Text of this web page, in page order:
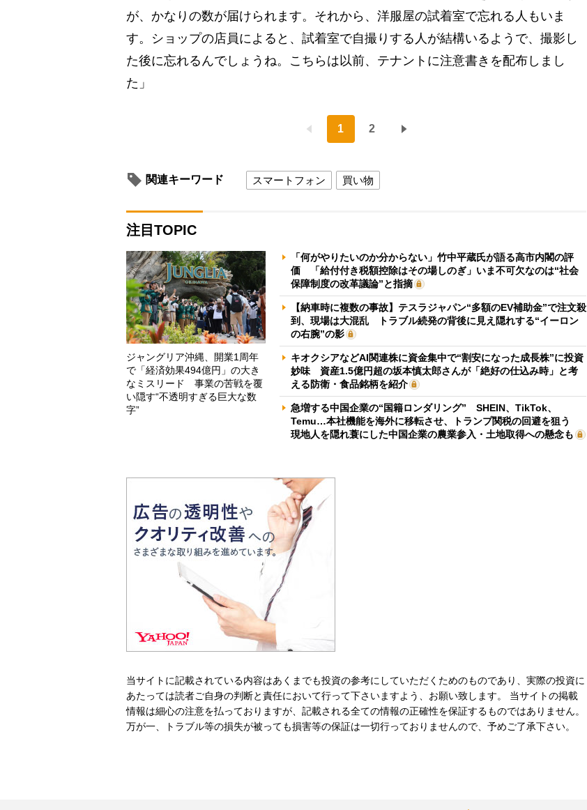
が、かなりの数が届けられます。それから、洋服屋の試着室で忘れる人もいま
す。ショップの店員によると、試着室で自撮りする人が結構いるようで、撮影し
た後に忘れるんでしょうね。こちらは以前、テナントに注意書きを配布しまし
た」
1 2
関連キーワード スマートフォン 買い物
注目TOPIC
ジャングリア沖縄、開業1周年
で「経済効果494億円」の大き
なミスリード 事業の苦戦を覆
い隠す“不透明すぎる巨大な数
字”
「何がやりたいのか分からない」竹中平蔵氏が語る高市内閣の評
価 「給付付き税額控除はその場しのぎ」いま不可欠なのは“社会
保障制度の改革議論”と指摘
【納車時に複数の事故】テスラジャパン“多額のEV補助金”で注文殺
到、現場は大混乱 トラブル続発の背後に見え隠れする“イーロン
の右腕”の影
キオクシアなどAI関連株に資金集中で“割安になった成長株”に投資
妙味 資産1.5億円超の坂本慎太郎さんが「絶好の仕込み時」と考
える防衛・食品銘柄を紹介
急増する中国企業の“国籍ロンダリング” SHEIN、TikTok、
Temu…本社機能を海外に移転させ、トランプ関税の回避を狙う
現地人を隠れ蓑にした中国企業の農業参入・土地取得への懸念も
当サイトに記載されている内容はあくまでも投資の参考にしていただくためのものであり、実際の投資に
あたっては読者ご自身の判断と責任において行って下さいますよう、お願い致します。 当サイトの掲載
情報は細心の注意を払っておりますが、記載される全ての情報の正確性を保証するものではありません。
万が一、トラブル等の損失が被っても損害等の保証は一切行っておりませんので、予めご了承下さい。